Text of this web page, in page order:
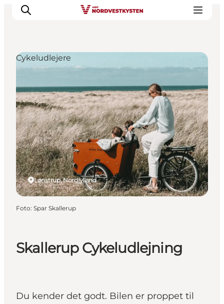
Feriesteder
Inspiration
Handicapvenlig ferie
Events
Overnatning
Planlæg din ferie
Skallerup Cykeludlejning
Du kender det godt. Bilen er proppet til
Lønstrup, Nordjylland
Cykeludlejere
Foto: Spar Skallerup